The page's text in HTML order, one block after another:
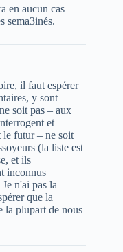
en aucun cas
sema3inés.
il faut espérer
y sont
soit pas – aux
et
le futur – ne soit
(la liste est
et ils
inconnus
n'ai pas la
que la
la plupart de nous